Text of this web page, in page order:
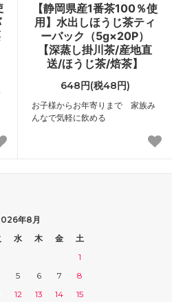
【静岡県産1番茶100％使
用】水出しほうじ茶ティ
ーバック（5g×20P）
【深蒸し掛川茶/産地直
送/ほうじ茶/焙茶】
648円(税48円)
お子様からお年寄りまで 家族み
んなで気軽に飲める
年8月
水 木 金
土
1
5 6 7
8
12 13 14
15